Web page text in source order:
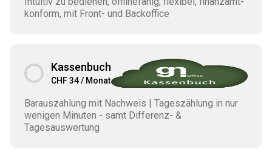
konform, mit Front- und Backoffice
Kassenbuch
CHF 34 / Monat
Barauszahlung mit Nachweis | Tageszählung in nur
wenigen Minuten - samt Differenz- &
Tagesauswertung